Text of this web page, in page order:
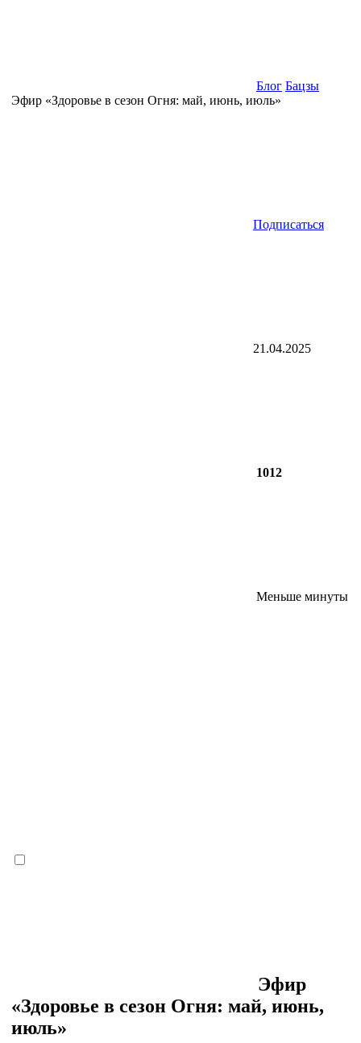
Блог Бацзы
Эфир «Здоровье в сезон Огня: май, июнь, июль»
Подписаться
21.04.2025
1012
Меньше минуты
Эфир
«Здоровье в сезон Огня: май, июнь,
июль»